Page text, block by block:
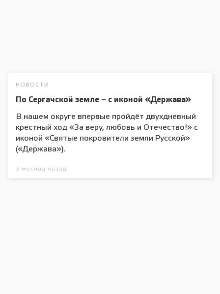
НОВОСТИ
По Сергачской земле – с иконой «Держава»
В нашем округе впервые пройдёт двухдневный
крестный ход «За веру, любовь и Отечество!» с
иконой «Святые покровители земли Русской»
(«Держава»).
3 месяца назад